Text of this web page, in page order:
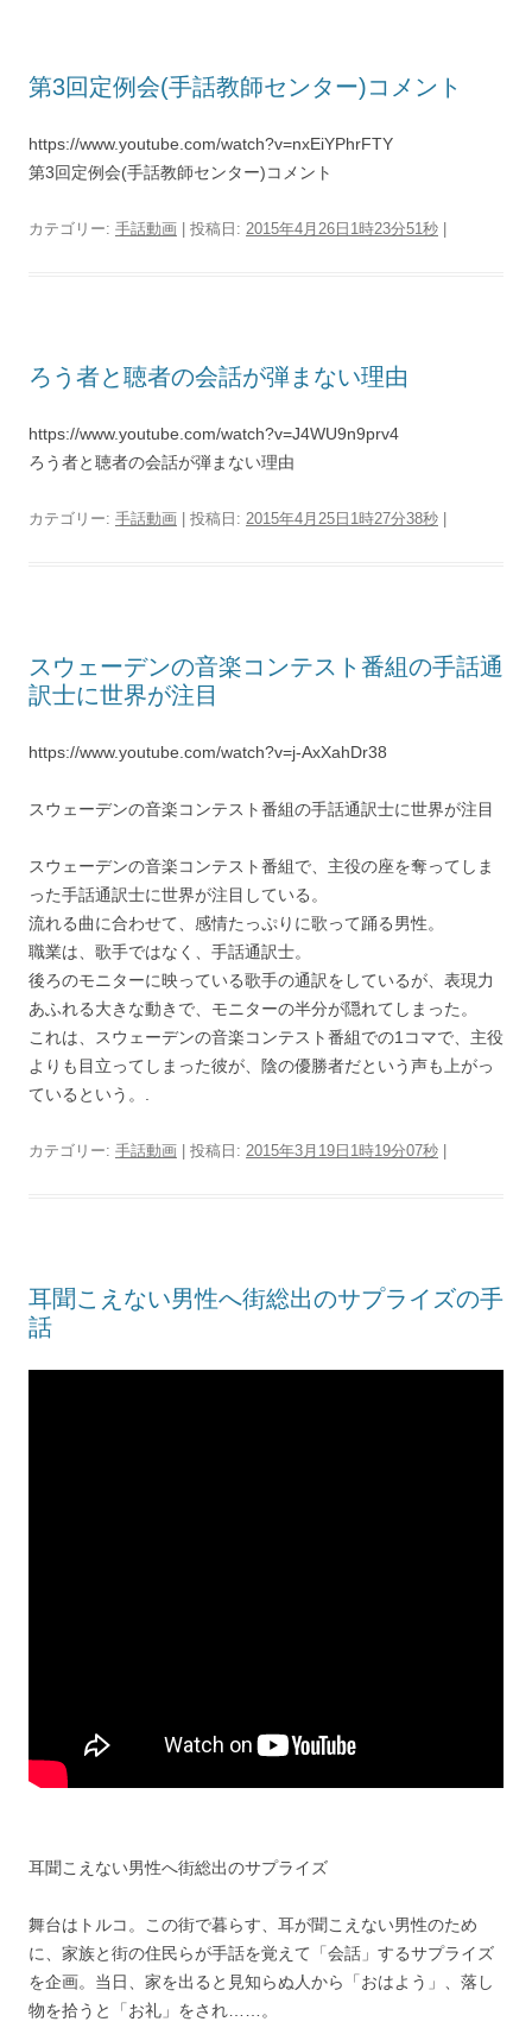
第3回定例会(手話教師センター)コメント
https://www.youtube.com/watch?v=nxEiYPhrFTY
第3回定例会(手話教師センター)コメント
カテゴリー: 手話動画 | 投稿日: 2015年4月26日1時23分51秒
ろう者と聴者の会話が弾まない理由
https://www.youtube.com/watch?v=J4WU9n9prv4
ろう者と聴者の会話が弾まない理由
カテゴリー: 手話動画 | 投稿日: 2015年4月25日1時27分38秒
スウェーデンの音楽コンテスト番組の手話通
訳士に世界が注目
https://www.youtube.com/watch?v=j-AxXahDr38
スウェーデンの音楽コンテスト番組の手話通訳士に世界が注目
スウェーデンの音楽コンテスト番組で、主役の座を奪ってしま
った手話通訳士に世界が注目している。
流れる曲に合わせて、感情たっぷりに歌って踊る男性。
職業は、歌手ではなく、手話通訳士。
後ろのモニターに映っている歌手の通訳をしているが、表現力
あふれる大きな動きで、モニターの半分が隠れてしまった。
これは、スウェーデンの音楽コンテスト番組での1コマで、主役
よりも目立ってしまった彼が、陰の優勝者だという声も上がっ
ているという。.
カテゴリー: 手話動画 | 投稿日: 2015年3月19日1時19分07秒
耳聞こえない男性へ街総出のサプライズの手
話
耳聞こえない男性へ街総出のサプライズ
舞台はトルコ。この街で暮らす、耳が聞こえない男性のため
に、家族と街の住民らが手話を覚えて「会話」するサプライズ
を企画。当日、家を出ると見知らぬ人から「おはよう」、落し
物を拾うと「お礼」をされ……。